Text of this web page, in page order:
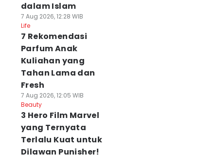
dalam Islam
7 Aug 2026, 12:28 WIB
Life
7 Rekomendasi
Parfum Anak
Kuliahan yang
Tahan Lama dan
Fresh
7 Aug 2026, 12:05 WIB
Beauty
3 Hero Film Marvel
yang Ternyata
Terlalu Kuat untuk
Dilawan Punisher!